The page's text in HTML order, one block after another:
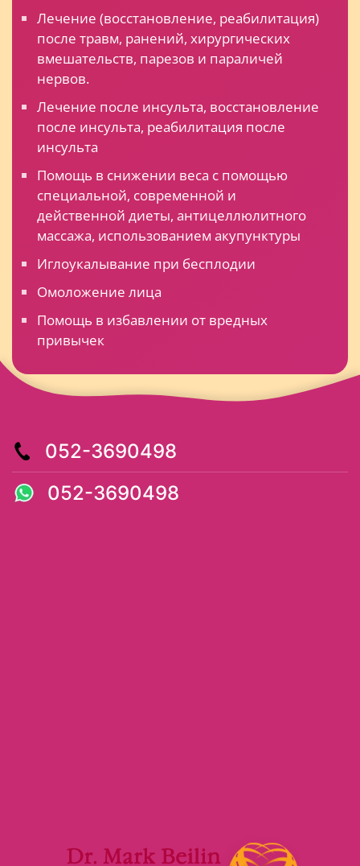
Лечение (восстановление, реабилитация)
после травм, ранений, хирургических
вмешательств, парезов и параличей
нервов.
Лечение после инсульта, восстановление
после инсульта, реабилитация после
инсульта
Помощь в снижении веса с помощью
специальной, современной и
действенной диеты, антицеллюлитного
массажа, использованием акупунктуры
Иглоукалывание при бесплодии
Омоложение лица
Помощь в избавлении от вредных
привычек
052-3690498
052-3690498